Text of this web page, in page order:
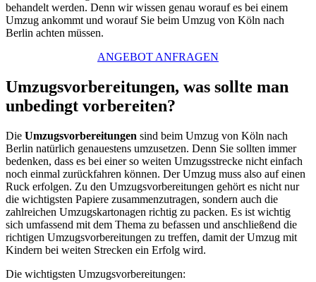
behandelt werden. Denn wir wissen genau worauf es bei einem
Umzug ankommt und worauf Sie beim Umzug von Köln nach
Berlin achten müssen.
ANGEBOT ANFRAGEN
Umzugsvorbereitungen, was sollte man
unbedingt vorbereiten?
Die Umzugsvorbereitungen sind beim Umzug von Köln nach
Berlin natürlich genauestens umzusetzen. Denn Sie sollten immer
bedenken, dass es bei einer so weiten Umzugsstrecke nicht einfach
noch einmal zurückfahren können. Der Umzug muss also auf einen
Ruck erfolgen. Zu den Umzugsvorbereitungen gehört es nicht nur
die wichtigsten Papiere zusammenzutragen, sondern auch die
zahlreichen Umzugskartonagen richtig zu packen. Es ist wichtig
sich umfassend mit dem Thema zu befassen und anschließend die
richtigen Umzugsvorbereitungen zu treffen, damit der Umzug mit
Kindern bei weiten Strecken ein Erfolg wird.
Die wichtigsten Umzugsvorbereitungen: